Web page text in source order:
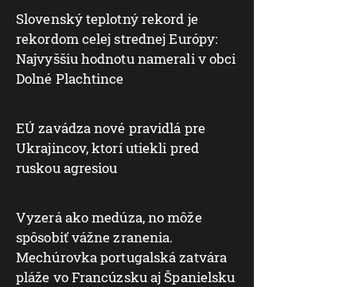
Slovenský teplotný rekord je
rekordom celej strednej Európy:
Najvyššiu hodnotu namerali v obci
Dolné Plachtince
EÚ zavádza nové pravidlá pre
Ukrajincov, ktorí utiekli pred
ruskou agresiou
Vyzerá ako medúza, no môže
spôsobiť vážne zranenia.
Mechúrovka portugalská zatvára
pláže vo Francúzsku aj Španielsku